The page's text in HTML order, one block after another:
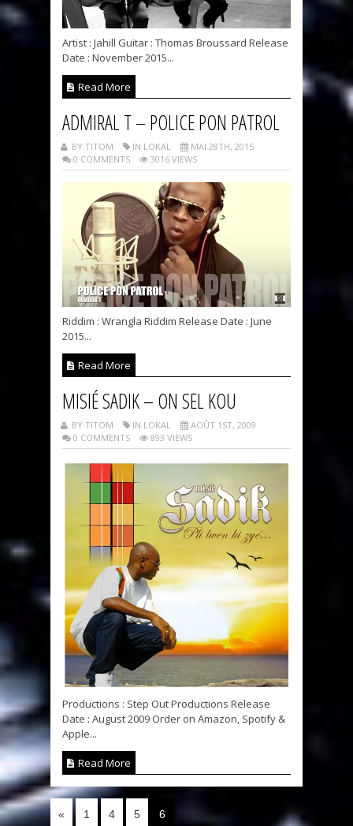
Artist : Jahill Guitar : Thomas Broussard Release
Date : November 2015...
Read More
ADMIRAL T – POLICE PON PATROL
BY TITOM IN LOKAL
MAI 28TH, 2015
0 COMMENTS
3016 VIEWS
Riddim : Wrangla Riddim Release Date : June
2015...
Read More
MISIÉ SADIK – ON SEL KOU
BY TITOM IN LOKAL
AOÛT 1ST, 2009
0 COMMENTS
893 VIEWS
Productions : Step Out Productions Release
Date : August 2009 Order on Amazon, Spotify &
Apple...
Read More
« 1 4 5 6